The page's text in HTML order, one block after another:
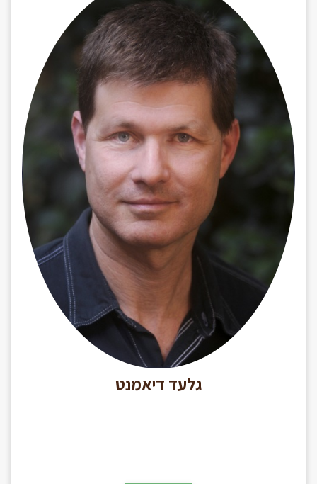
גלעד דיאמנט